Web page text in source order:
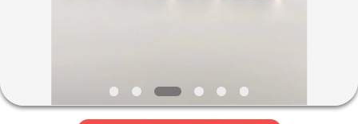
NOSOTROS